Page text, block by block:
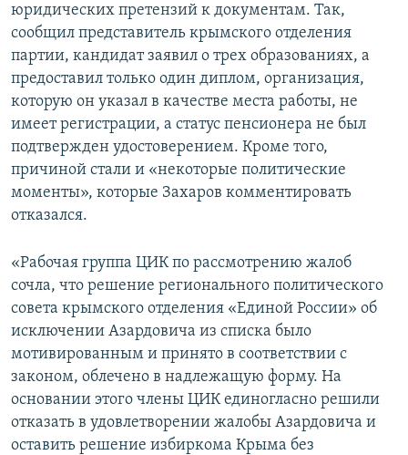
юридических претензий к документам. Так,
сообщил представитель крымского отделения
партии, кандидат заявил о трех образованиях, а
предоставил только один диплом, организация,
которую он указал в качестве места работы, не
имеет регистрации, а статус пенсионера не был
подтвержден удостоверением. Кроме того,
причиной стали и «некоторые политические
моменты», которые Захаров комментировать
отказался.
«Рабочая группа ЦИК по рассмотрению жалоб
сочла, что решение регионального политического
совета крымского отделения «Единой России» об
исключении Азардовича из списка было
мотивированным и принято в соответствии с
законом, облечено в надлежащую форму. На
основании этого члены ЦИК единогласно решили
отказать в удовлетворении жалобы Азардовича и
оставить решение избиркома Крыма без